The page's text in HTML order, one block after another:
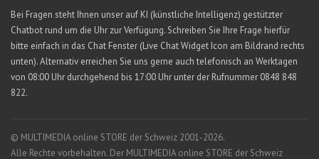
Bei Fragen steht Ihnen unser auf KI (künstliche Intelligenz) gestützter
Chatbot rund um die Uhr zur Verfügung. Schreiben Sie Ihre Frage hierfür
bitte einfach in das Chat Fenster (Live Chat Widget Icon am Bildrand rechts
unten). Alternativ erreichen Sie uns gerne auch telefonisch an Werktagen
von 08:00 Uhr durchgehend bis 17:00 Uhr unter der Rufnummer 0848 848
822.
© MULTIMEDIA online STORE der Schweiz 2001-2026.
Alle Rechte vorbehalten. Der MULTIMEDIA online STORE der Schweiz